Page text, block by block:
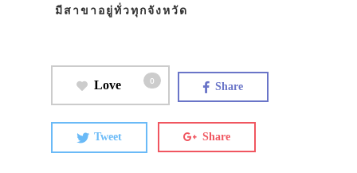
มีสาขาอยู่ทั่วทุกจังหวัด
Love 0 Share
Tweet Share